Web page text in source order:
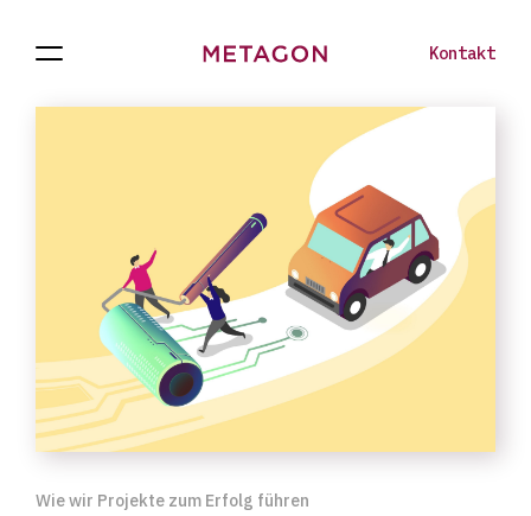
Navigation
Homepage
Kontakt
Wie wir Projekte zum Erfolg führen